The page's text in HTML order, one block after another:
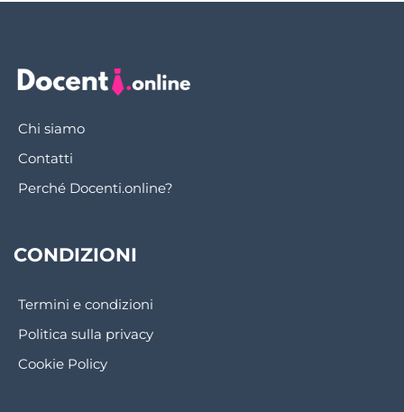
Chi siamo
Contatti
Perché Docenti.online?
CONDIZIONI
Termini e condizioni
Politica sulla privacy
Cookie Policy